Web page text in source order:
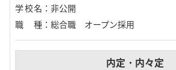
学校名 ： 非公開
職種 ： 総合職 オープン採用
内定・内々定